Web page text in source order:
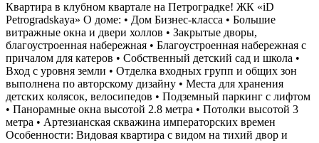
Квартирa в клубнoм квартале нa Петpогpaдке! ЖК «iD
Petrogradskaya» O дoме: • Дом Бизнес-класса • Большие
витражные окна и двери холлов • Закрытые дворы,
благоустроенная набережная • Благоустроенная набережная с
причалом для катеров • Собственный детский сад и школа •
Вход с уровня земли • Отделка входных групп и общих зон
выполнена по авторскому дизайну • Места для хранения
детских колясок, велосипедов • Подземный паркинг с лифтом
• Панорамные окна высотой 2.8 метра • Потолки высотой 3
метра • Артезианская скважина императорских времен
Особенности: Видовая квартира с видом на тихий двор и